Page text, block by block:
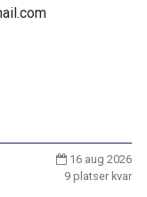
16 aug 2026
9 platser kvar